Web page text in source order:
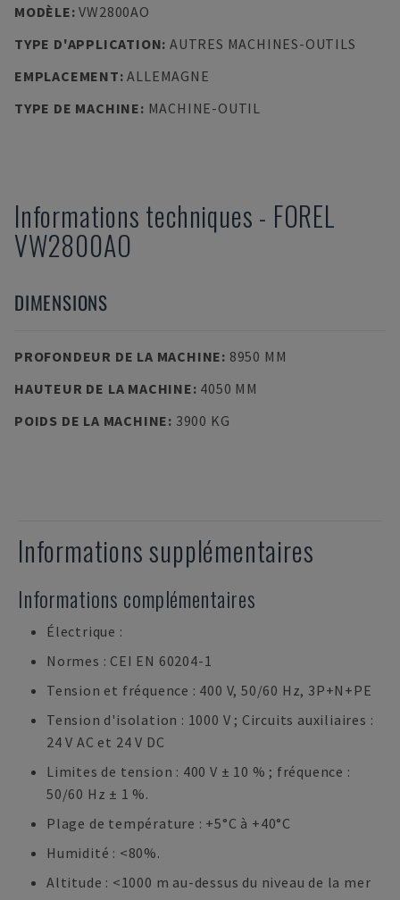
MODÈLE:VW2800AO
TYPE D'APPLICATION: AUTRES MACHINES-OUTILS
EMPLACEMENT:ALLEMAGNE
TYPE DE MACHINE: MACHINE-OUTIL
Informations techniques - FOREL
VW2800AO
DIMENSIONS
PROFONDEUR DE LA MACHINE: 8950 MM
HAUTEUR DE LA MACHINE: 4050 MM
POIDS DE LA MACHINE: 3900 KG
Informations supplémentaires
Informations complémentaires
Électrique :
Normes : CEI EN 60204-1
Tension et fréquence : 400 V, 50/60 Hz, 3P+N+PE
Tension d'isolation : 1000 V ; Circuits auxiliaires :
24 V AC et 24 V DC
Limites de tension : 400 V ± 10 % ; fréquence :
50/60 Hz ± 1 %.
Plage de température : +5°C à +40°C
Humidité : <80%.
Altitude : <1000 m au-dessus du niveau de la mer